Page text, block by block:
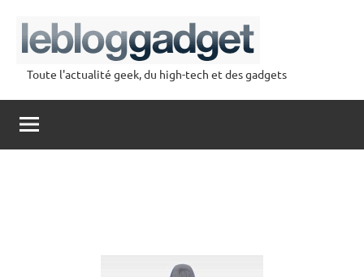
contenu
lebloggadget
Toute l'actualité geek, du high-tech et des gadgets